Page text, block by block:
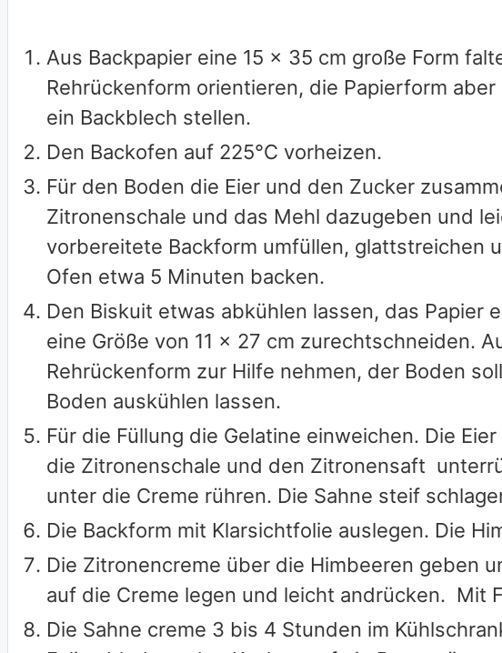
Aus Backpapier eine 15 x 35 cm große Form
Rehrückenform orientieren, die Papierform
ein Backblech stellen.
Den Backofen auf 225°C vorheizen.
Für den Boden die Eier und den Zucker
Zitronenschale und das Mehl dazugeben und
vorbereitete Backform umfüllen, glattstreichen
Ofen etwa 5 Minuten backen.
Den Biskuit etwas abkühlen lassen, das Papier
eine Größe von 11 x 27 cm zurechtschneiden.
Rehrückenform zur Hilfe nehmen, der Boden
Boden auskühlen lassen.
Für die Füllung die Gelatine einweichen. Die
die Zitronenschale und den Zitronensaft
unter die Creme rühren. Die Sahne steif
Die Backform mit Klarsichtfolie auslegen. Die
Die Zitronencreme über die Himbeeren geben
auf die Creme legen und leicht andrücken. Mit
Die Sahne creme 3 bis 4 Stunden im